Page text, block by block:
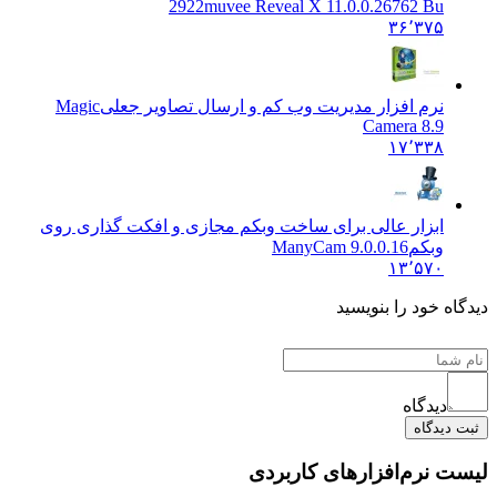
2922muvee Reveal X 11.0.0.26762 Bu
۳۶٬۳۷۵
نرم افزار مدیریت وب کم و ارسال تصاویر جعلی Magic
Camera 8.9
۱۷٬۳۳۸
ابزار عالی برای ساخت وبکم مجازی و افکت گذاری روی
ManyCam 9.0.0.16
۱۳٬۵۷۰
خود را بنویسید
دیدگاه
نرم‌افزارهای کاربردی